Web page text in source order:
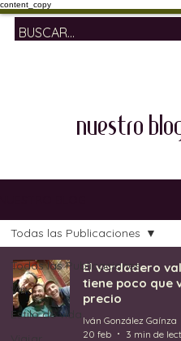
content_copy
nuestro
Todas las Publicaciones
Vino
Estilo de vida
Todas las Publicaciones
El verdadero
tiene poco que
precio
Iván González Gaínza
20 feb
3 min de